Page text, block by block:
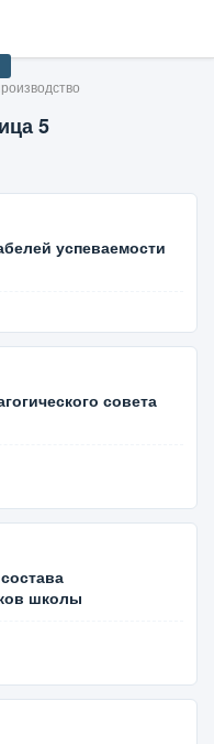
5
успеваемости
совета
школы